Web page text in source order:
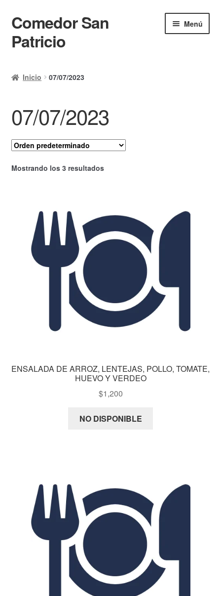
Ir
a
la
Ir
al
contenido
Comedor San
Patricio
Menú
Calendario
Mi cuenta
Ayuda Rapida
Finalizar compra
Inicio 07/07/2023
07/07/2023
Mostrando los 3 resultados
ENSALADA DE ARROZ, LENTEJAS, POLLO, TOMATE,
HUEVO Y VERDEO
$1,200
NO DISPONIBLE